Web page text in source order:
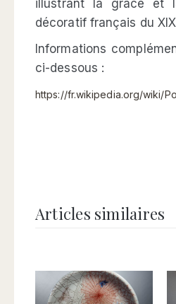
illustrant la grâce et
décoratif français du
Informations
ci-dessous :
https://fr.wikipedia.org/wiki/
Articles similaires